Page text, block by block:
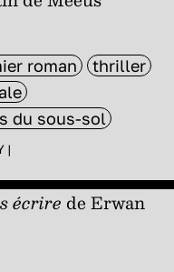
roman
thriller
du sous-sol
|
écrire de Erwan